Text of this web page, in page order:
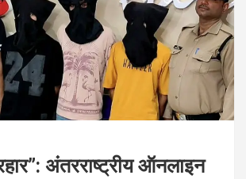
अंतरराष्ट्रीय ऑनलाइन